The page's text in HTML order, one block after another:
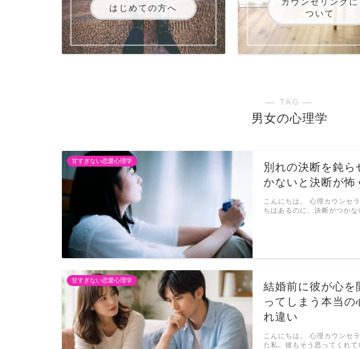
はじめての方へ
ついて
― TAG ―
男女の心理学
甘すぎない恋愛心理学
別れの決断を鈍
かないと決断が怖
こんにちは。 心理カウンセ
ちはあるのに、決断がつか
甘すぎない恋愛心理学
結婚前に彼が心を
ってしまう本当
れ違い
こんにちは。 心理カウンセ
た私。彼もそう思ってくれ